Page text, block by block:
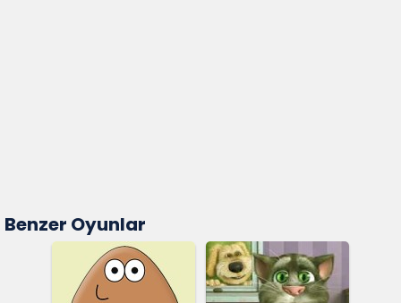
Benzer Oyunlar